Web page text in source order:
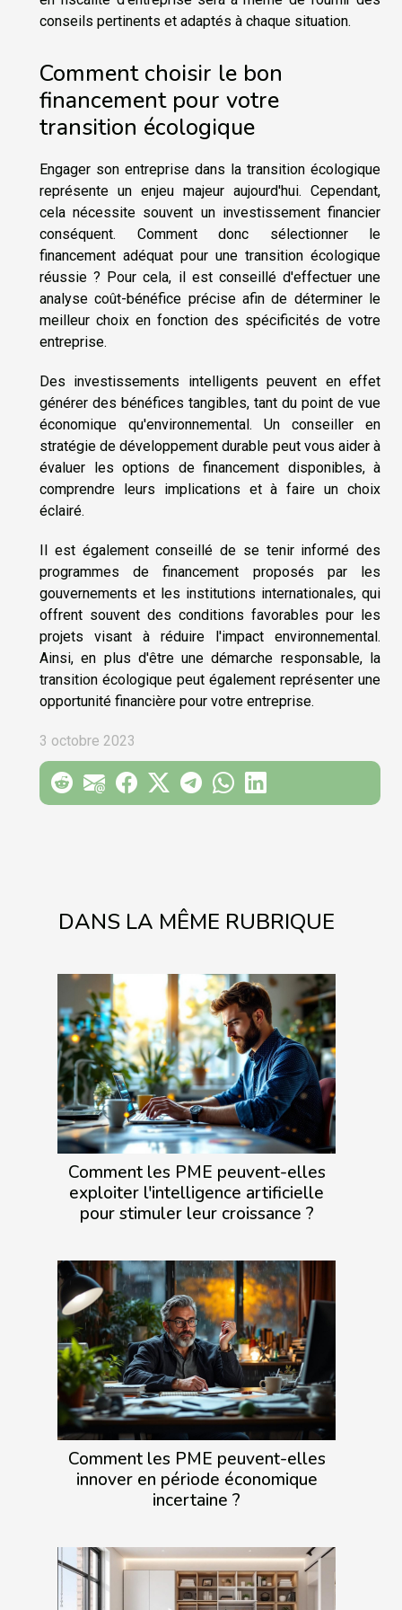
DANS LA MÊME RUBRIQUE
Comment les PME peuvent-elles
exploiter l'intelligence artificielle
pour stimuler leur croissance ?
Comment les PME peuvent-elles
innover en période économique
incertaine ?
conseils pertinents et adaptés à chaque situation.
Comment choisir le bon
financement pour votre
transition écologique
Engager son entreprise dans la transition écologique
représente un enjeu majeur aujourd'hui. Cependant,
cela nécessite souvent un investissement financier
conséquent. Comment donc sélectionner le
financement adéquat pour une transition écologique
réussie ? Pour cela, il est conseillé d'effectuer une
analyse coût-bénéfice précise afin de déterminer le
meilleur choix en fonction des spécificités de votre
entreprise.
Des investissements intelligents peuvent en effet
générer des bénéfices tangibles, tant du point de vue
économique qu'environnemental. Un conseiller en
stratégie de développement durable peut vous aider à
évaluer les options de financement disponibles, à
comprendre leurs implications et à faire un choix
éclairé.
Il est également conseillé de se tenir informé des
programmes de financement proposés par les
gouvernements et les institutions internationales, qui
offrent souvent des conditions favorables pour les
projets visant à réduire l'impact environnemental.
Ainsi, en plus d'être une démarche responsable, la
transition écologique peut également représenter une
opportunité financière pour votre entreprise.
3 octobre 2023